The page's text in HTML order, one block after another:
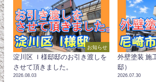
お知らせ
淀川区 Ｉ様邸邸のお引き渡しを
させて頂きました。
2026.08.03
外壁塗装 施
邸）
2026.07.30